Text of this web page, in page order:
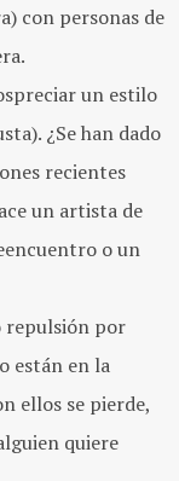
con personas de
un estilo
¿Se han dado
recientes
un artista de
o un
repulsión por
están en la
ellos se pierde,
quiere